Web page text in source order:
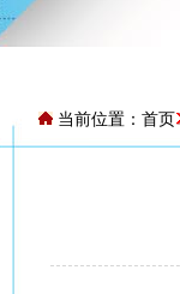
当前位置： 首页